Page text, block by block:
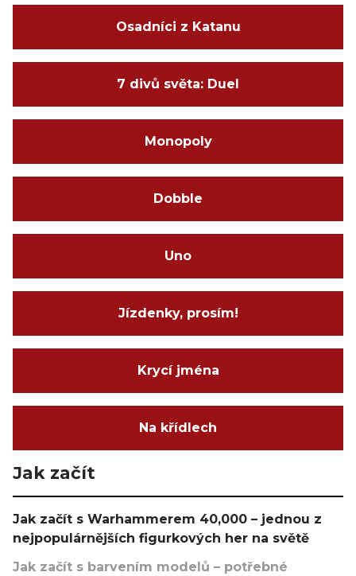
Osadníci z Katanu
7 divů světa: Duel
Monopoly
Dobble
Uno
Jízdenky, prosím!
Krycí jména
Na křídlech
Jak začít
Jak začít s Warhammerem 40,000 – jednou z
nejpopulárnějších figurkových her na světě
Jak začít s barvením modelů – potřebné